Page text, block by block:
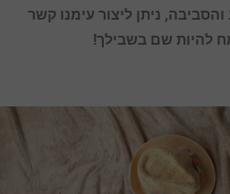
ניתן ליצור עימנו קשר